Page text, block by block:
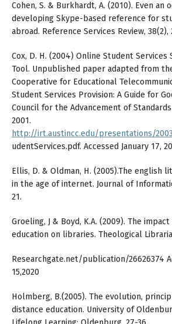
Cohen, S. & Burkhardt, A. (2010). Even an
developing Skype-based reference for
abroad. Reference Services Review, 38(2),
Cox, D. H. (2004) Online Student Services
Tool. Unpublished paper adapted from
Cooperative for Educational
Student Services Provision: A Guide for
Council for the Advancement of
2001.
http://irt.austincc.edu/presentations/
udentServices.pdf. Accessed January 17,
Ellis, D. & Oldman, H. (2005).The english
in the age of internet. Journal of
21.
Groeling, J & Boyd, K.A. (2009). The
education on libraries. Theological
Researchgate.net/publication/26626374
15,2020
Holmberg, B.(2005). The evolution,
distance education. University of